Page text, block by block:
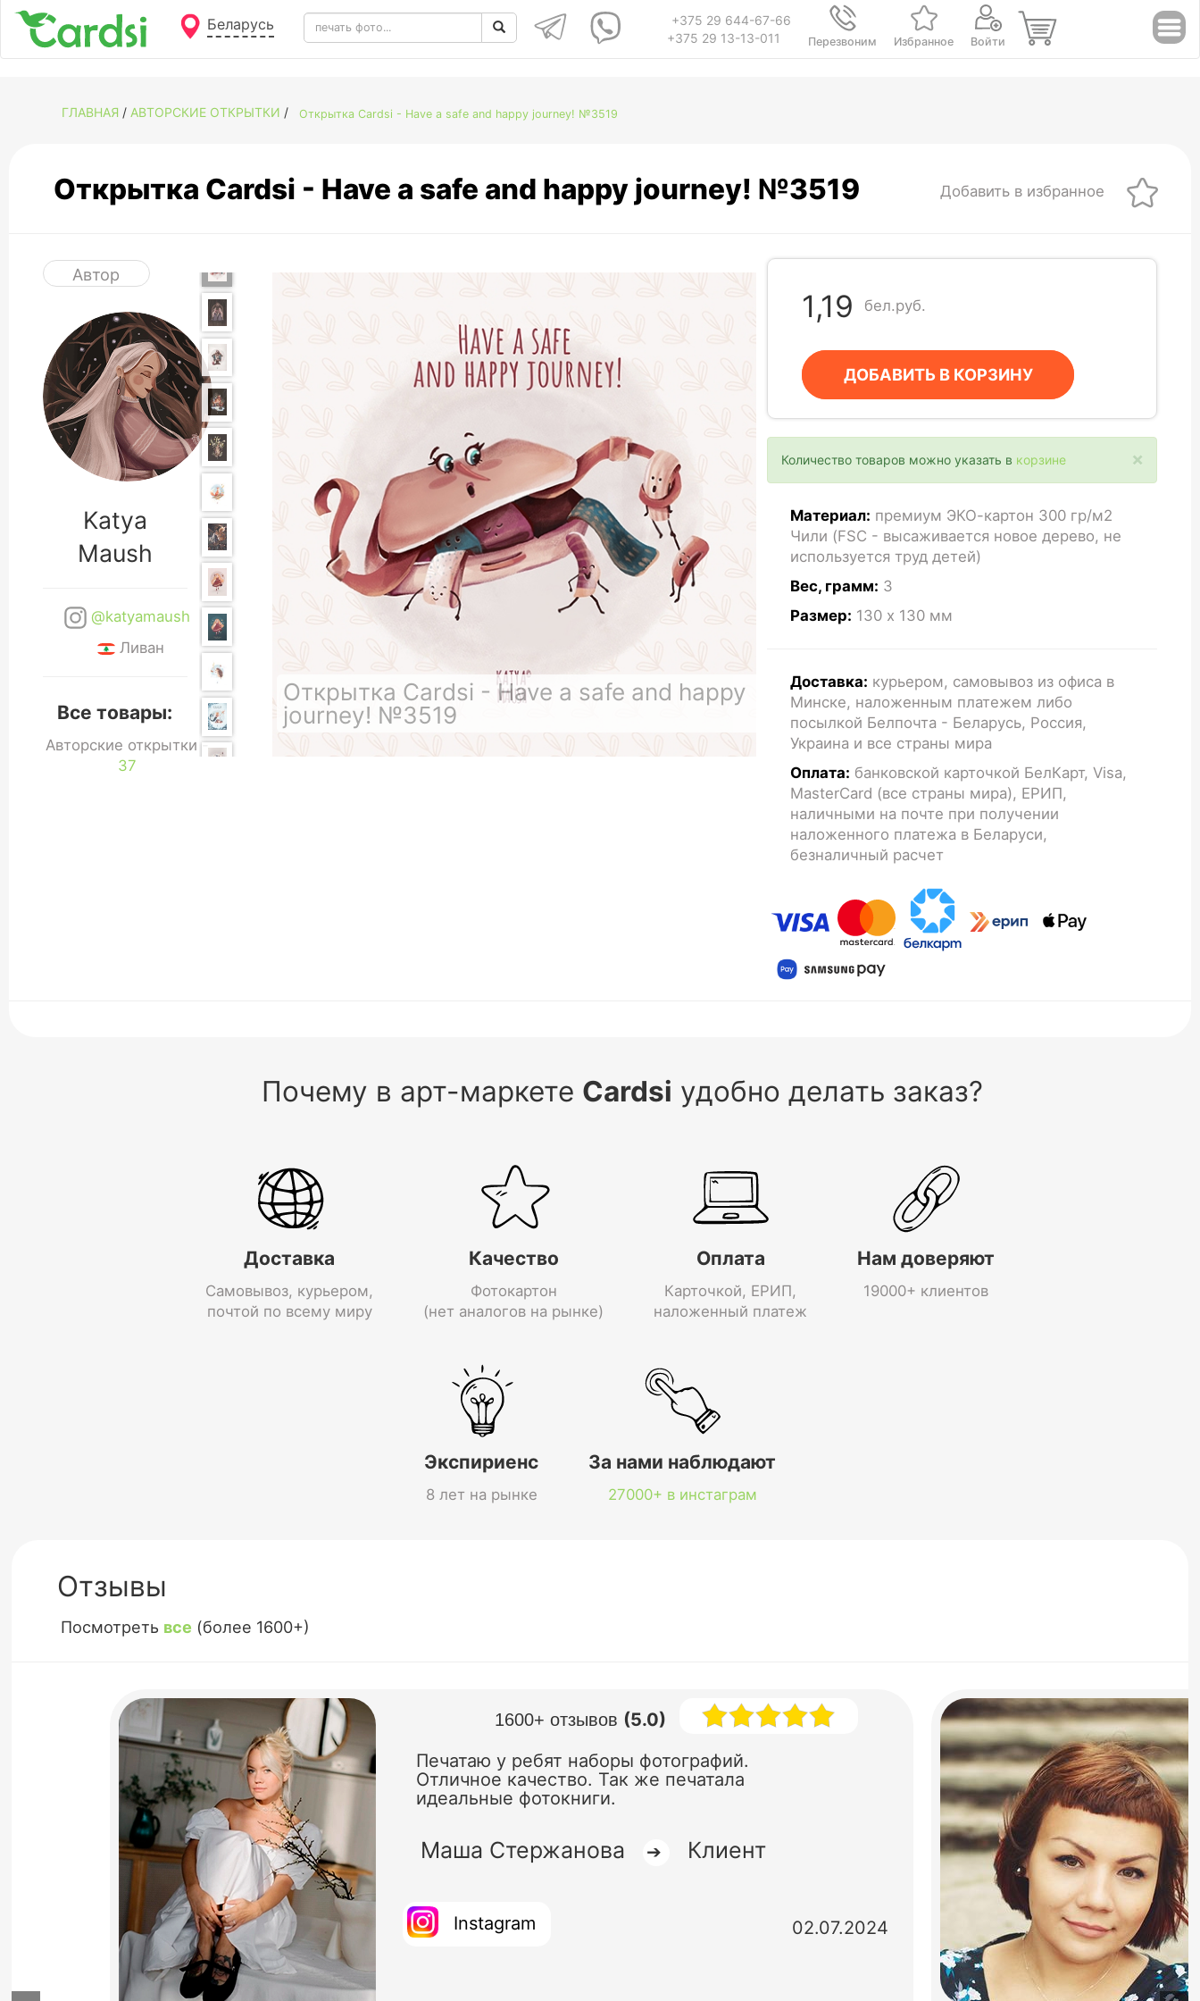
Беларусь
+375 29 644-67-66
+375 29 13-13-011
Перезвоним Избранное Войти
ГЛАВНАЯ / АВТОРСКИЕ ОТКРЫТКИ / Открытка Cardsi - Have a safe and happy journey! №3519
Открытка Cardsi - Have a safe and happy journey! №3519 Добавить в избранное
Автор
Katya
Maush
@katyamaush
Ливан
Все товары:
Авторские открытки -
37
Открытка Cardsi - Have a safe and happy
journey! №3519
1,19 бел.руб.
ДОБАВИТЬ В КОРЗИНУ
×
Количество товаров можно указать в корзине
Материал: премиум ЭКО-картон 300 гр/м2
Чили (FSC - высаживается новое дерево, не
используется труд детей)
Вес, грамм: 3
Размер: 130 x 130 мм
Доставка: курьером, самовывоз из офиса в
Минске, наложенным платежем либо
посылкой Белпочта - Беларусь, Россия,
Украина и все страны мира
Оплата: банковской карточкой БелКарт, Visa,
MasterCard (все страны мира), ЕРИП,
наличными на почте при получении
наложенного платежа в Беларуси,
безналичный расчет
Почему в арт-маркете Cardsi удобно делать заказ?
Доставка
Самовывоз, курьером,
почтой по всему миру
Качество
Фотокартон
(нет аналогов на рынке)
Оплата
Карточкой, ЕРИП,
наложенный платеж
Нам доверяют
19000+ клиентов
Экспириенс
8 лет на рынке
За нами наблюдают
27000+ в инстаграм
Отзывы
Посмотреть все (более 1600+)
1600+ отзывов (5.0)
Печатаю у ребят наборы фотографий.
Отличное качество. Так же печатала
идеальные фотокниги.
Маша Стержанова ➔ Клиент
Instagram 02.07.2024